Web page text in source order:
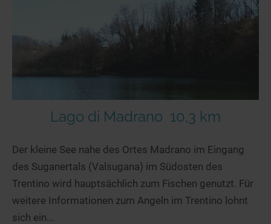
Lago di Madrano 10,3 km
Der kleine See nahe des Ortes Madrano im Eingang
des Suganertals (Valsugana) im Südosten des
Trentino wird hauptsächlich zum Fischen genutzt. Für
weitere Informationen zum Angeln im Trentino lohnt
sich ein...